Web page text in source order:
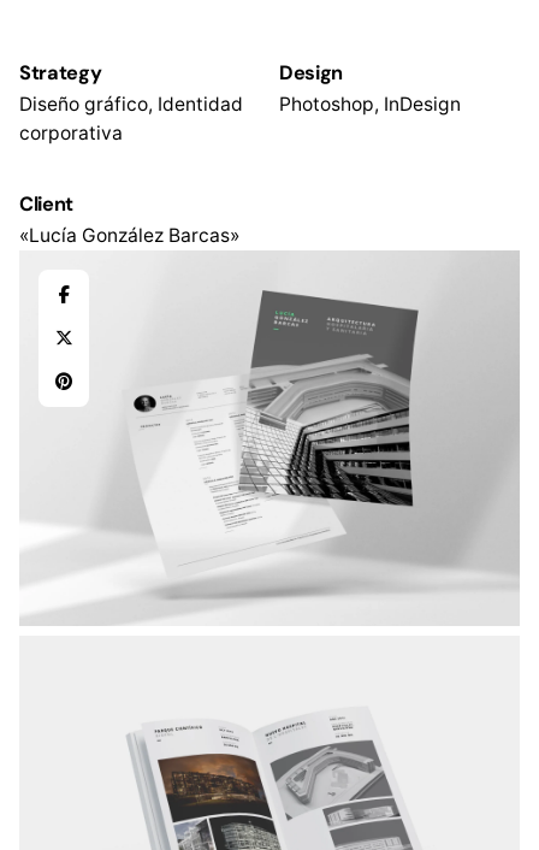
Strategy
Diseño gráfico, Identidad
corporativa
Design
Photoshop, InDesign
Client
«Lucía González Barcas»